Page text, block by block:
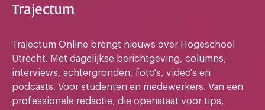
Trajectum
Trajectum Online brengt nieuws over Hogeschool
Utrecht. Met dagelijkse berichtgeving, columns,
interviews, achtergronden, foto's, video's en
podcasts. Voor studenten en medewerkers. Van een
professionele redactie, die openstaat voor tips,